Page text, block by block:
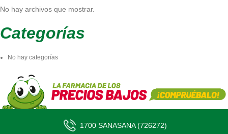
No hay archivos que mostrar.
Categorías
No hay categorías
1700 SANASANA (726272)